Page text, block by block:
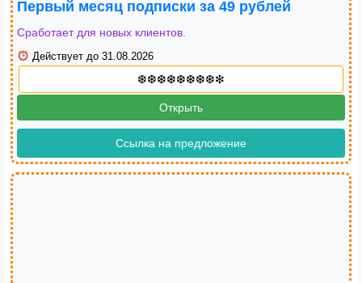
Первый месяц подписки за 49 рублей
Сработает для новых клиентов.
Действует до 31.08.2026
Открыть
Ссылка на предложение